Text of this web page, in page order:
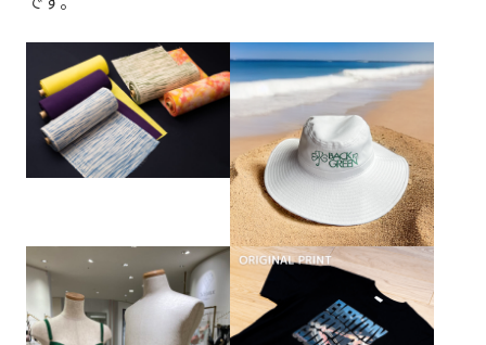
コネクト委員会
HAPPY BURGER
アグリベンチャー
JOC LAB
JOC ビジネススクール
KYO＋
ピックアップ
部会 Section